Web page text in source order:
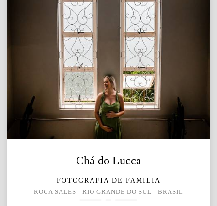
Chá do Lucca
FOTOGRAFIA DE FAMÍLIA
ROCA SALES - RIO GRANDE DO SUL - BRASIL